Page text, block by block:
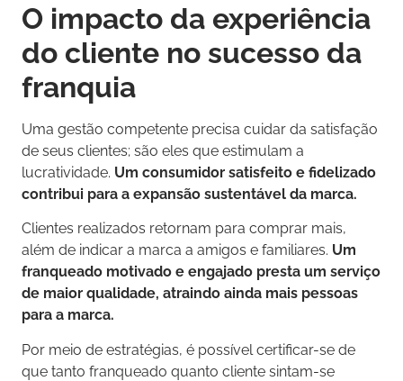
O impacto da experiência
do cliente no sucesso da
franquia
Uma gestão competente precisa cuidar da satisfação
de seus clientes; são eles que estimulam a
lucratividade. Um consumidor satisfeito e fidelizado
contribui para a expansão sustentável da marca.
Clientes realizados retornam para comprar mais,
além de indicar a marca a amigos e familiares. Um
franqueado motivado e engajado presta um serviço
de maior qualidade, atraindo ainda mais pessoas
para a marca.
Por meio de estratégias, é possível certificar-se de
que tanto franqueado quanto cliente sintam-se